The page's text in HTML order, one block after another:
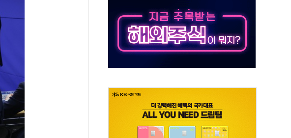
美·日 환율공조에 유럽 패싱… '유로화 팔아 엔화 부양' 사후 통보만
구리값 사상 최고치…'닥터 코퍼'가 말하는 경기 신호가 달라졌다
에어프레미아, 호치민 노선 재개...3년 2개월 만
국민통합위, 정치 다양성 제고 특별 위원회 위촉장 수여식 및 1차 회의
티엠씨, 220억원 규모 美 전력 케이블 수주